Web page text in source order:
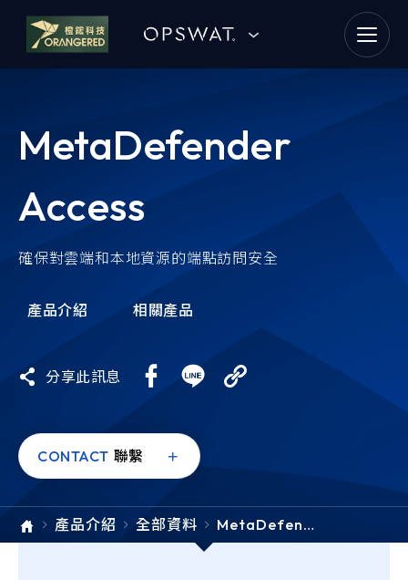
TeamT5 杜浦數位安全
OPSWAT
Security
MetaDefender
Access
確保對雲端和本地資源的端點訪問安全
產品介紹 相關產品
分享此訊息
CONTACT 聯繫
產品介紹 全部資料
MetaDefend
er Access